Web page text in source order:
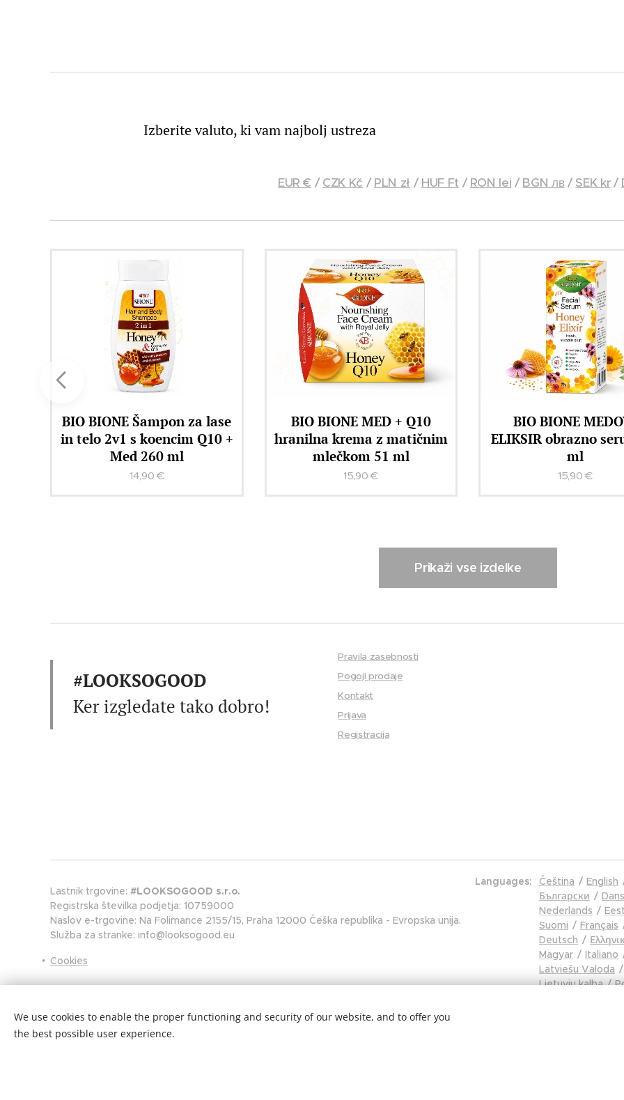
Izberite valuto, ki vam najbolj ustreza
EUR € /CZK Kč /PLN zł /HUF Ft /RON lei /BGN лв /SEK kr/
BIO BIONE MED + Q10
hranilna krema z matičnim
mlečkom 51 ml
15,90 €
BIO BIONE MEDOVI
ELIKSIR obrazno serum 40
ml
15,90 €
BIO BIONE
balzam MED +
Q10 260 ml
12,90€
Prikaži vse izdelke
#LOOKSOGOOD
Ker izgledate tako dobro!
Pravila zasebnosti
Pogoji prodaje
Kontakt
Prijava
Registracija
Lastnik trgovine: #LOOKSOGOOD s.r.o.
Registrska številka podjetja: 10759000
Naslov e-trgovine: Na Folimance 2155/15, Praha 12000 Češka republika - Evropska unija.
Služba za stranke: info@looksogood.eu
Cookies
Languages Čeština
English
Български
Nederlands
Suomi
Français
Deutsch
Magyar
Italiano
Latviešu Valoda
Lietuvių kalba
We use cookies to enable the proper functioning and security of our website, and to offer you
the best possible user experience.